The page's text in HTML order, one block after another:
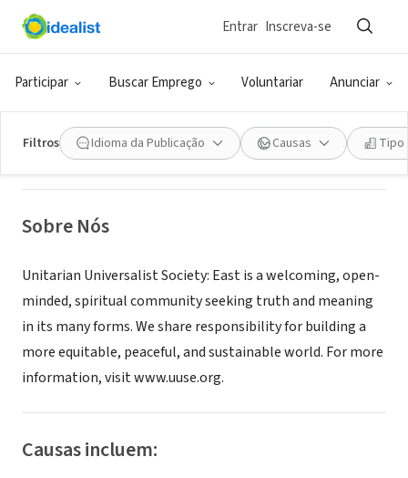
Participar Buscar Emprego Voluntariar Anunciar
Entrar Inscreva-se
Filtros Idioma da Publicação Causas Tipo
ONG (SETOR SOCIAL)
Unitarian Universalist Society: East
Sobre Nós
Unitarian Universalist Society: East is a welcoming, open-
minded, spiritual community seeking truth and meaning
in its many forms. We share responsibility for building a
more equitable, peaceful, and sustainable world. For more
information, visit www.uuse.org.
Causas incluem: